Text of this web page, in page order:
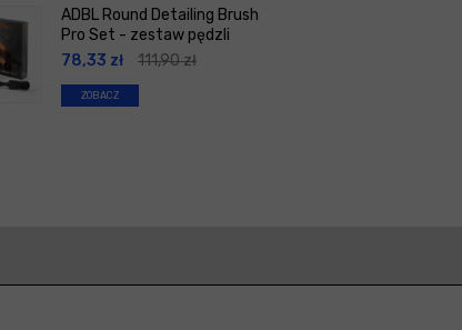
ADBL Round Detailing Brush
Pro Set - zestaw pędzli
78,33 zł 111,90zł
ZOBACZ